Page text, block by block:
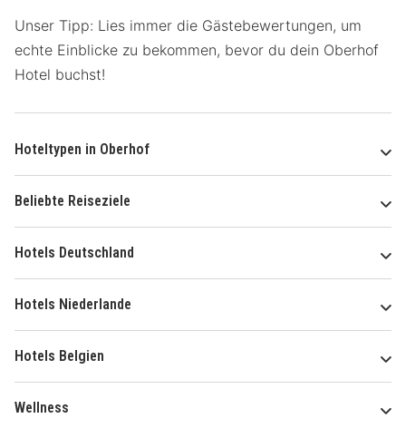
Unser Tipp: Lies immer die Gästebewertungen, um
echte Einblicke zu bekommen, bevor du dein Oberhof
Hotel buchst!
Hoteltypen in Oberhof
Beliebte Reiseziele
Hotels Deutschland
Hotels Niederlande
Hotels Belgien
Wellness